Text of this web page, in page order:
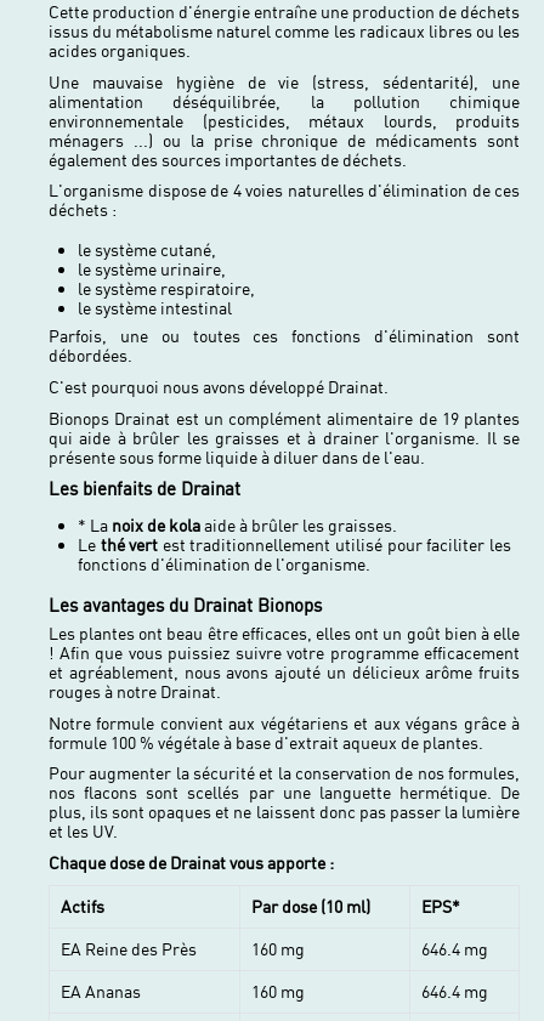
Cette production d'énergie entraîne une production de déchets
issus du métabolisme naturel comme les radicaux libres ou les
acides organiques.
Une mauvaise hygiène de vie (stress, sédentarité), une
alimentation déséquilibrée, la pollution chimique
environnementale (pesticides, métaux lourds, produits
ménagers ...) ou la prise chronique de médicaments sont
également des sources importantes de déchets.
L'organisme dispose de 4 voies naturelles d'élimination de ces
déchets :
le système cutané,
le système urinaire,
le système respiratoire,
le système intestinal
Parfois, une ou toutes ces fonctions d'élimination sont
débordées.
C'est pourquoi nous avons développé Drainat.
Bionops Drainat est un complément alimentaire de 19 plantes
qui aide à brûler les graisses et à drainer l'organisme. Il se
présente sous forme liquide à diluer dans de l'eau.
Les bienfaits de Drainat
* La noix de kolaaide à brûler les graisses.
Le thé vert est traditionnellement utilisé pour faciliter les
fonctions d'élimination de l'organisme.
Les avantages du Drainat Bionops
Les plantes ont beau être efficaces, elles ont un goût bien à elle
! Afin que vous puissiez suivre votre programme efficacement
et agréablement, nous avons ajouté un délicieux arôme fruits
rouges à notre Drainat.
Notre formule convient aux végétariens et aux végans grâce à
formule 100 % végétale à base d'extrait aqueux de plantes.
Pour augmenter la sécurité et la conservation de nos formules,
nos flacons sont scellés par une languette hermétique. De
plus, ils sont opaques et ne laissent donc pas passer la lumière
et les UV.
Chaque dose de Drainat vous apporte :
Actifs
Par dose (10 ml)
EPS*
EA Reine des Près
160 mg
646.4 mg
EA Ananas
160 mg
646.4 mg